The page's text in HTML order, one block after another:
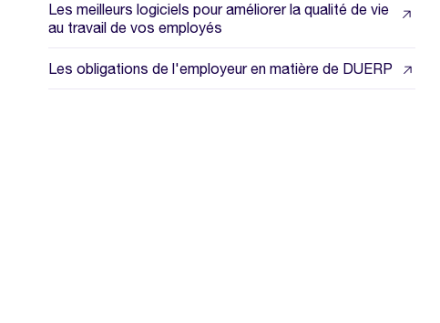
Les meilleurs logiciels pour améliorer la qualité de vie
au travail de vos employés
Les obligations de l'employeur en matière de DUERP